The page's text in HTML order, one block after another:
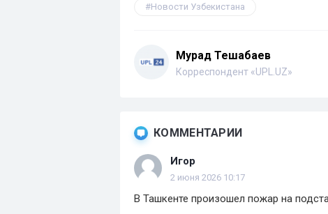
Новости Узбекистана
Мурад Тешабаев
Корреспондент «UPL.UZ»
КОММЕНТАРИИ
Игор
2 июня 2026 10:17
В Ташкенте произошел пожар на